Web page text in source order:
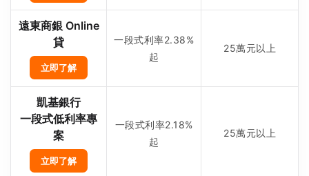
遠東商銀 Online
貸
立即了解
一段式利率2.38%
起
25萬元以上
凱基銀行
一段式低利率專
案
立即了解
一段式利率2.18%
起
25萬元以上